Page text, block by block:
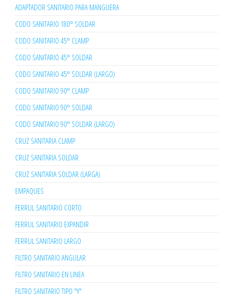
ADAPTADOR SANITARIO PARA MANGUERA
CODO SANITARIO 180° SOLDAR
CODO SANITARIO 45° CLAMP
CODO SANITARIO 45° SOLDAR
CODO SANITARIO 45° SOLDAR (LARGO)
CODO SANITARIO 90° CLAMP
CODO SANITARIO 90° SOLDAR
CODO SANITARIO 90° SOLDAR (LARGO)
CRUZ SANITARIA CLAMP
CRUZ SANITARIA SOLDAR
CRUZ SANITARIA SOLDAR (LARGA)
EMPAQUES
FERRUL SANITARIO CORTO
FERRUL SANITARIO EXPANDIR
FERRUL SANITARIO LARGO
FILTRO SANITARIO ANGULAR
FILTRO SANITARIO EN LINEA
FILTRO SANITARIO TIPO "Y"